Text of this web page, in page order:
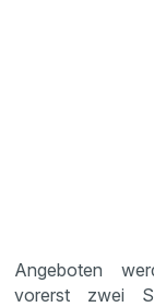
Angeboten
vorerst zwei